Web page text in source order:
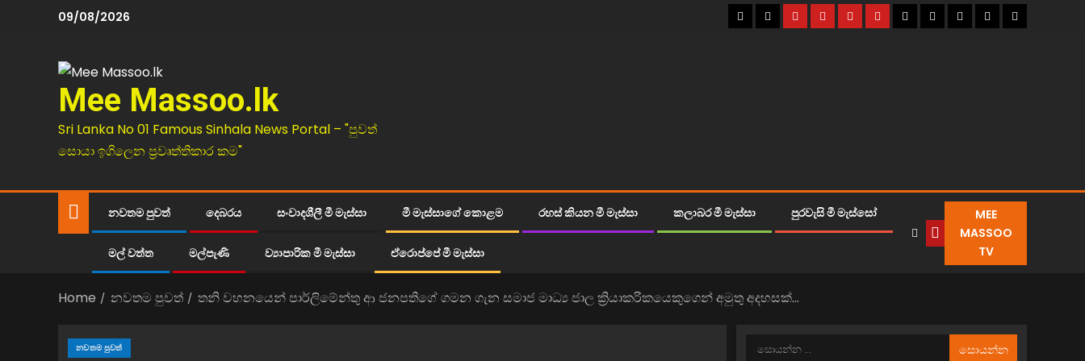
09/08/2026
Mee Massoo.lk
Sri Lanka No 01 Famous Sinhala News Portal – "පුවත්
සොයා ඉගිලෙන ප්‍රවෘත්තිකාර කම"
නවතම පුවත් දෙබරය සංවාදශීලී මී මැස්සා මී මැස්සාගේ කොළම රහස් කියන මී මැස්සා කලාබර මී මැස්සා පුරවැසි මී මැස්සෝ
මල් වත්ත මල්පැණි ව්‍යාපාරික මී මැස්සා ඒරොප්පේ මී මැස්සා
MEE
MASSOO
TV
Home නවතම පුවත් තනි වහනයෙන් පාර්ලිමේන්තු ආ ජනපතිගේ ගමන ගැන සමාජ මාධ්‍ය ජාල ක්‍රියාකරිකයෙකුගෙන් අමුතු අදහසක්…
නවතම පුවත්